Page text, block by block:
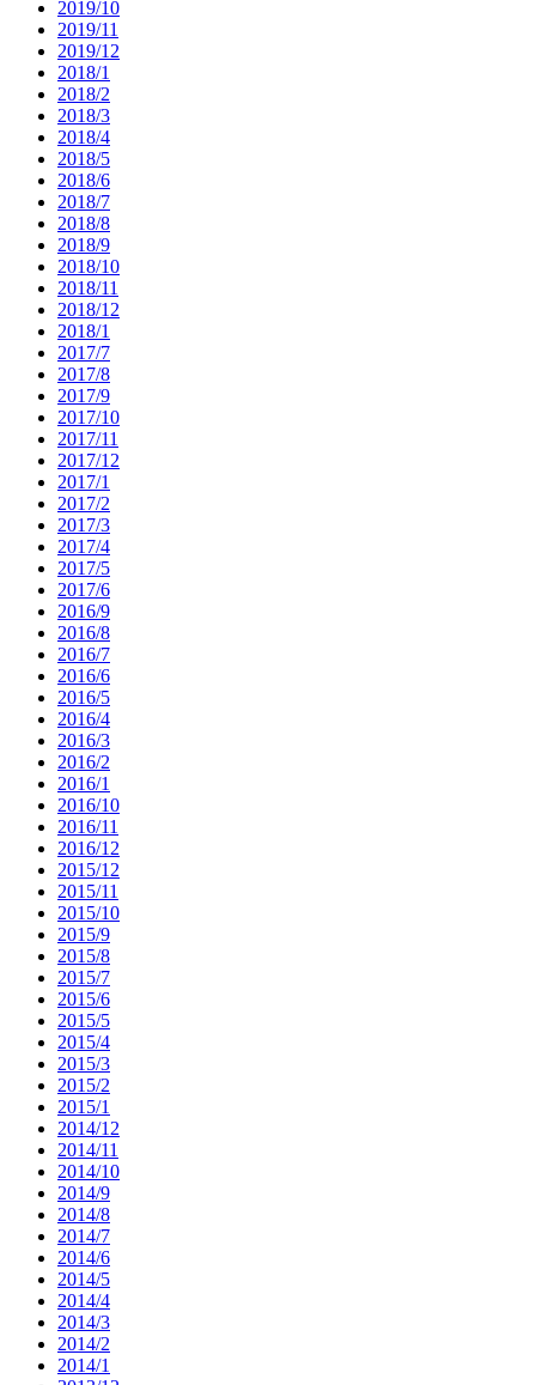
2019/10
2019/11
2019/12
2018/1
2018/2
2018/3
2018/4
2018/5
2018/6
2018/7
2018/8
2018/9
2018/10
2018/11
2018/12
2018/1
2017/7
2017/8
2017/9
2017/10
2017/11
2017/12
2017/1
2017/2
2017/3
2017/4
2017/5
2017/6
2016/9
2016/8
2016/7
2016/6
2016/5
2016/4
2016/3
2016/2
2016/1
2016/10
2016/11
2016/12
2015/12
2015/11
2015/10
2015/9
2015/8
2015/7
2015/6
2015/5
2015/4
2015/3
2015/2
2015/1
2014/12
2014/11
2014/10
2014/9
2014/8
2014/7
2014/6
2014/5
2014/4
2014/3
2014/2
2014/1